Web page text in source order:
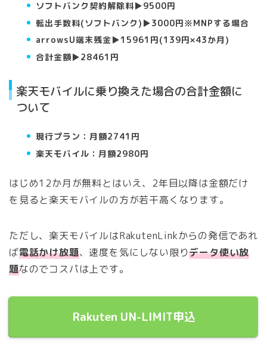
ソフトバンク契約解除料▶︎9500円
転出手数料(ソフトバンク)▶︎3000円※MNPする場合
arrowsU端末残金▶︎15961円(139円×43か月)
合計金額▶︎28461円
楽天モバイルに乗り換えた場合の合計金額に
ついて
現行プラン：月額2741円
楽天モバイル：月額2980円
はじめ12か月が無料とはいえ、2年目以降は金額だけ
を見ると楽天モバイルの方が若干高くなります。
ただし、楽天モバイルはRakutenLinkからの発信であれ
ば電話かけ放題、速度を気にしない限りデータ使い放
題なのでコスパは上です。
Rakuten UN-LIMIT申込